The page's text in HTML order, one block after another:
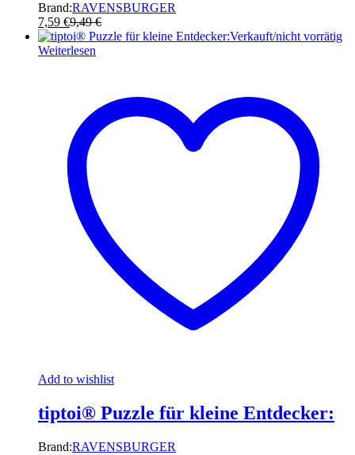
Brand:RAVENSBURGER
7,59 €9,49€
Verkauft/nicht vorrätig
Weiterlesen
Add to wishlist
tiptoi® Puzzle für kleine Entdecker:
Brand:RAVENSBURGER